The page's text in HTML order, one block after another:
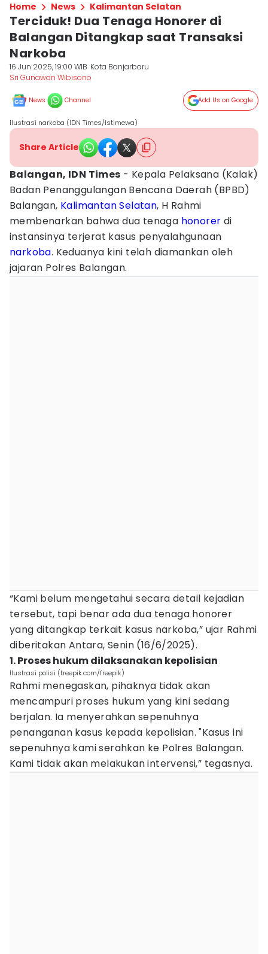
Home News Kalimantan Selatan
Terciduk! Dua Tenaga Honorer di
Balangan Ditangkap saat Transaksi
Narkoba
16 Jun 2025, 19:00 WIB Kota Banjarbaru
Sri Gunawan Wibisono
News Channel Add Us on Google
Ilustrasi narkoba (IDN Times/Istimewa)
Share Article
Balangan, IDN Times - Kepala Pelaksana (Kalak)
Badan Penanggulangan Bencana Daerah (BPBD)
Balangan, Kalimantan Selatan, H Rahmi
membenarkan bahwa dua tenaga honorer di
instansinya terjerat kasus penyalahgunaan
narkoba. Keduanya kini telah diamankan oleh
jajaran Polres Balangan.
“Kami belum mengetahui secara detail kejadian
tersebut, tapi benar ada dua tenaga honorer
yang ditangkap terkait kasus narkoba,” ujar Rahmi
diberitakan Antara, Senin (16/6/2025).
1. Proses hukum dilaksanakan kepolisian
Ilustrasi polisi (freepik.com/freepik)
Rahmi menegaskan, pihaknya tidak akan
mencampuri proses hukum yang kini sedang
berjalan. Ia menyerahkan sepenuhnya
penanganan kasus kepada kepolisian. "Kasus ini
sepenuhnya kami serahkan ke Polres Balangan.
Kami tidak akan melakukan intervensi,” tegasnya.